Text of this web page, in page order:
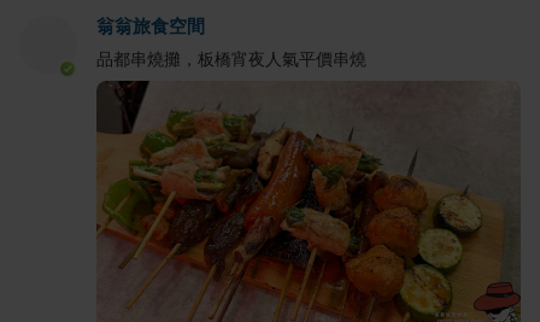
翁翁旅食空間
品都串燒攤，板橋宵夜人氣平價串燒